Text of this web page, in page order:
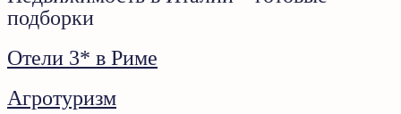
подборки
Oтели 3* в Риме
Агротуризм